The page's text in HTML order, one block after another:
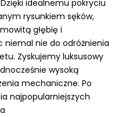
idealnemu pokryciu
rysunkiem sęków,
głębię i
nie do odróżnienia
Zyskujemy luksusowy
wysoką
mechaniczne. Po
najpopularniejszych